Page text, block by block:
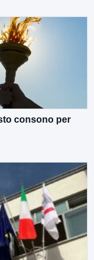
consono per